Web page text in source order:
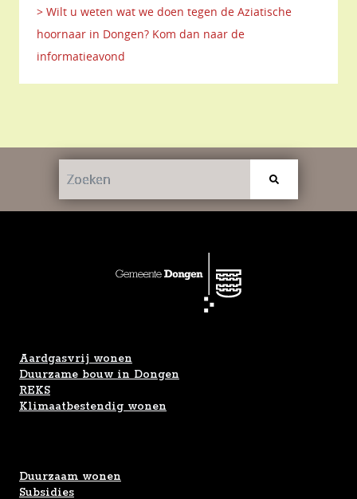
> Wilt u weten wat we doen tegen de Aziatische
hoornaar in Dongen? Kom dan naar de
informatieavond
Aardgasvrij wonen
Duurzame bouw in Dongen
REKS
Klimaatbestendig wonen
Duurzaam wonen
Subsidies